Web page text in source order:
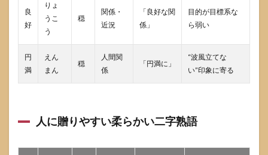
良
好
りょ
うこ
う
穏
関係・
近況
「良好な関
係」
目的が目標系な
ら弱い
円
満
えん
まん
穏
人間関
係
「円満に」
“波風立てな
い”印象に寄る
人に贈りやすい柔らかい二字熟語